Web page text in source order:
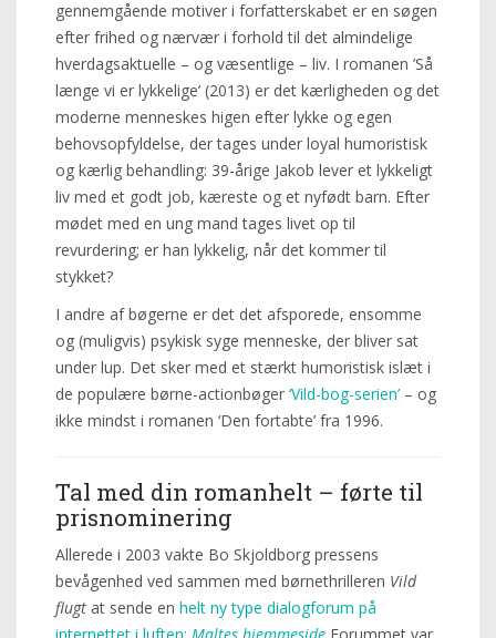
gennemgående motiver i forfatterskabet er en søgen
efter frihed og nærvær i forhold til det almindelige
hverdagsaktuelle – og væsentlige – liv. I romanen ’Så
længe vi er lykkelige’ (2013) er det kærligheden og det
moderne menneskes higen efter lykke og egen
behovsopfyldelse, der tages under loyal humoristisk
og kærlig behandling: 39-årige Jakob lever et lykkeligt
liv med et godt job, kæreste og et nyfødt barn. Efter
mødet med en ung mand tages livet op til
revurdering; er han lykkelig, når det kommer til
stykket?
I andre af bøgerne er det det afsporede, ensomme
og (muligvis) psykisk syge menneske, der bliver sat
under lup. Det sker med et stærkt humoristisk islæt i
de populære børne-actionbøger ‘Vild-bog-serien’ – og
ikke mindst i romanen ‘Den fortabte’ fra 1996.
Tal med din romanhelt – førte til
prisnominering
Allerede i 2003 vakte Bo Skjoldborg pressens
bevågenhed ved sammen med børnethrilleren Vild
flugt at sende en helt ny type dialogforum på